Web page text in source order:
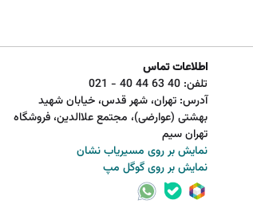
اطلاعات تماس
تلفن:021 - 40 44 63 40
آدرس: تهران، شهر قدس، خیابان شهید
بهشتی (عوارضی)، مجتمع علاالدین، فروشگاه
تهران سیم
نمایش بر روی مسیریاب نشان
نمایش بر روی گوگل مپ